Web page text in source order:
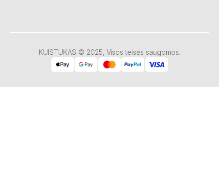
KUISTUKAS © 2025, Visos teisės saugomos.